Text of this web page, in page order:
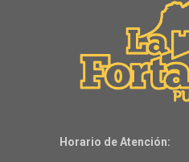
Horario de Atención: